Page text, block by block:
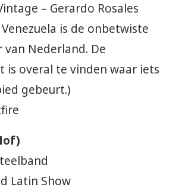
– Gerardo Rosales
is de onbetwiste
van Nederland. De
is overal te vinden waar iets
gebeurt.)
Latin Show